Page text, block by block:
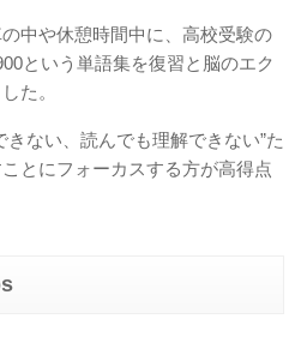
中や休憩時間中に、高校受験の
という単語集を復習と脳のエク
た。
ない、読んでも理解できない”た
とにフォーカスする方が高得点